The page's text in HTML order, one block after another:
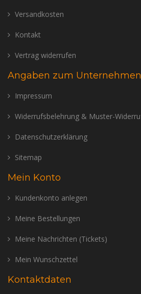
Versandkosten
Kontakt
Vertrag widerrufen
Angaben zum Unternehmen
Impressum
Widerrufsbelehrung & Muster-
Datenschutzerklärung
Sitemap
Mein Konto
Kundenkonto anlegen
Meine Bestellungen
Meine Nachrichten (Tickets)
Mein Wunschzettel
Kontaktdaten